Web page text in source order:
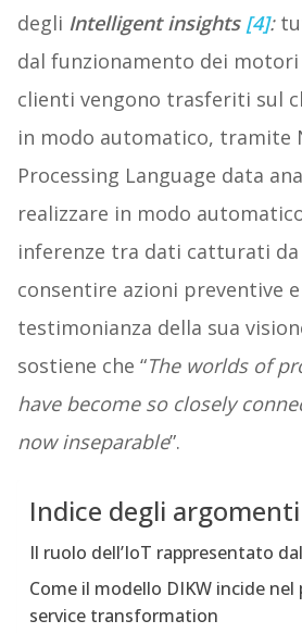
degli Intelligent insights [4]:
dal funzionamento dei
clienti vengono trasferiti sul
in modo automatico, tramite
Processing Language data
realizzare in modo
inferenze tra dati catturati
consentire azioni preventive
testimonianza della sua
sostiene che “The worlds of
have become so closely
now inseparable”.
Indice degli argomenti
Il ruolo dell’IoT rappresentato
Come il modello DIKW incide nel
service transformation